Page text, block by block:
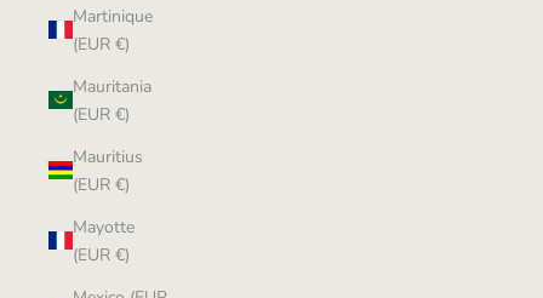
Martinique
(EUR €)
Mauritania
(EUR €)
Mauritius
(EUR €)
Mayotte
(EUR €)